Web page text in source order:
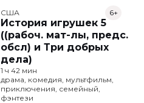
США
История игрушек 5
((рабоч. мат-лы, предс.
обсл) и Три добрых
дела)
6+
1 ч 42 мин
драма, комедия, мультфильм,
приключения, семейный,
фэнтези